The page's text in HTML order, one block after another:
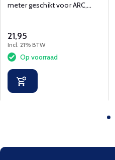
meter geschikt voor ARC,
21,95
Incl. 21% BTW
Op voorraad